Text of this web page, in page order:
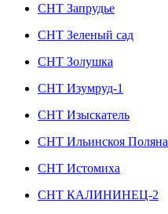
СНТ Запрудье
СНТ Зеленый сад
СНТ Золушка
СНТ Изумруд-1
СНТ Изыскатель
СНТ Ильинскоя Поляна
СНТ Истомиха
СНТ КАЛИНИНЕЦ-2